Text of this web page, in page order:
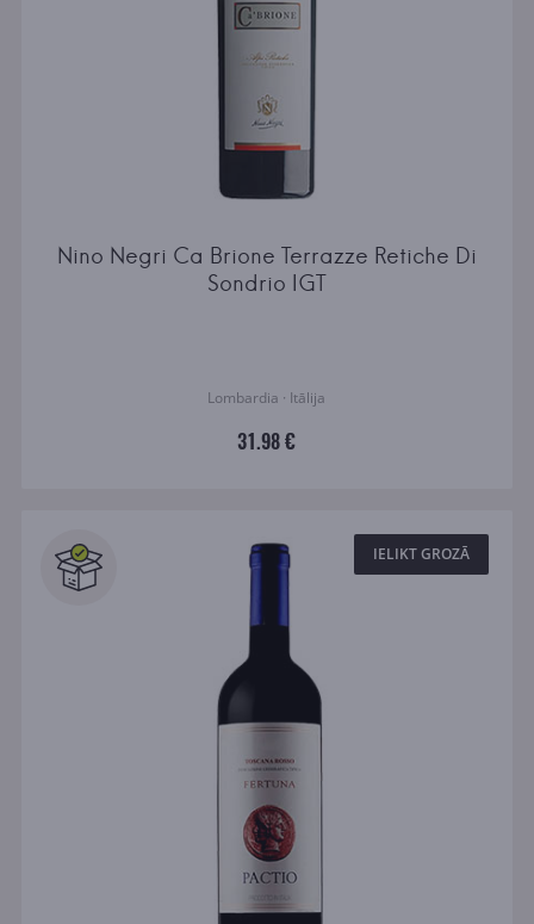
Nino Negri Ca Brione Terrazze Retiche Di
Sondrio IGT
Lombardia · Itālija
31.98 €
IELIKT GROZĀ